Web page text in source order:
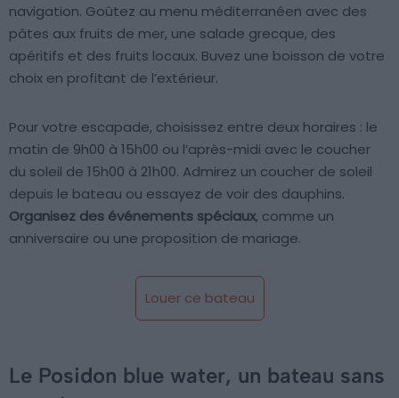
navigation. Goûtez au menu méditerranéen avec des
pâtes aux fruits de mer, une salade grecque, des
apéritifs et des fruits locaux. Buvez une boisson de votre
choix en profitant de l’extérieur.
Pour votre escapade, choisissez entre deux horaires : le
matin de 9h00 à 15h00 ou l’après-midi avec le coucher
du soleil de 15h00 à 21h00. Admirez un coucher de soleil
depuis le bateau ou essayez de voir des dauphins.
Organisez des événements spéciaux, comme un
anniversaire ou une proposition de mariage.
Louer ce bateau
Le Posidon blue water, un bateau sans